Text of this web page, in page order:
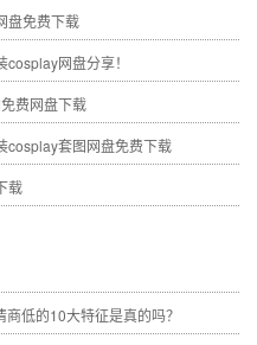
盘免费下载
网盘分享！
费网盘下载
cosplay套图网盘免费下载
载
低的10大特征是真的吗？